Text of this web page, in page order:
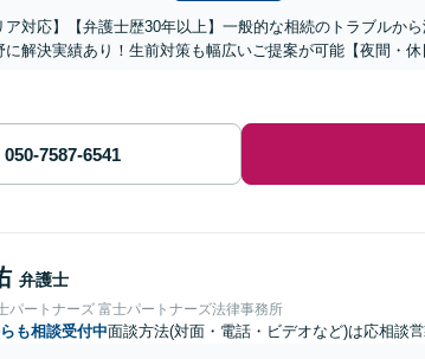
ア対応】【弁護士歴30年以上】一般的な相続のトラブルか
に解決実績あり！生前対策も幅広いご提案が可能【夜間・休
弁護士
パートナーズ 富士パートナーズ法律事務所
も相談受付中面談方法(対面・電話・ビデオなど)は応相談